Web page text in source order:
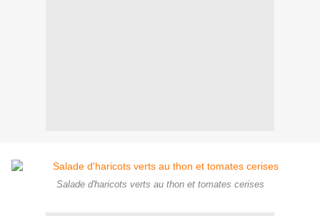
Salade d'haricots verts au thon et tomates cerises